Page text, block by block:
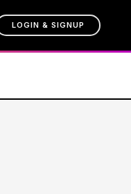
LOGIN & SIGNUP